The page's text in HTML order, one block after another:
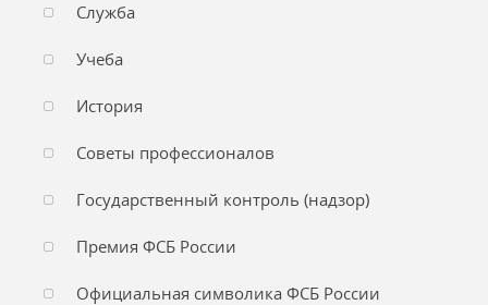
Служба
Учеба
История
Советы профессионалов
Государственный контроль (надзор)
Премия ФСБ России
Официальная символика ФСБ России